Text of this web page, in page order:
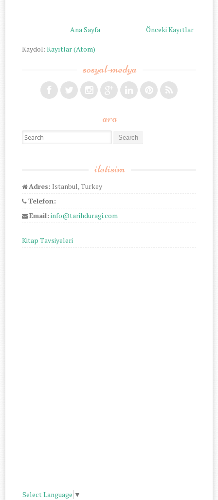
Önceki Kayıtlar
Ana Sayfa
Kaydol:Kayıtlar (Atom)
sosyal-medya
ara
Search for:
iletisim
Adres: Istanbul, Turkey
Telefon:
Email: info@tarihduragi.com
Kitap Tavsiyeleri
Select Language ▼